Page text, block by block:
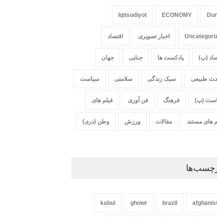
ECONOMY
Iqtisodiyot
اخبار تصویری اقتصاد
(پ) پادکست ها جنایی جهان
طبیعی سبک زندگی سلامتی سیاست
(پ) فرهنگ فن آوری فیلم های
های مستند مقالات ورزش وطن (دری)
brazil
ghowr
kabul